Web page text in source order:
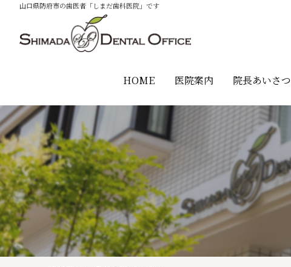
山口県防府市の歯医者「しまだ歯科医院」です
HOME 医院案内 院長あいさつ